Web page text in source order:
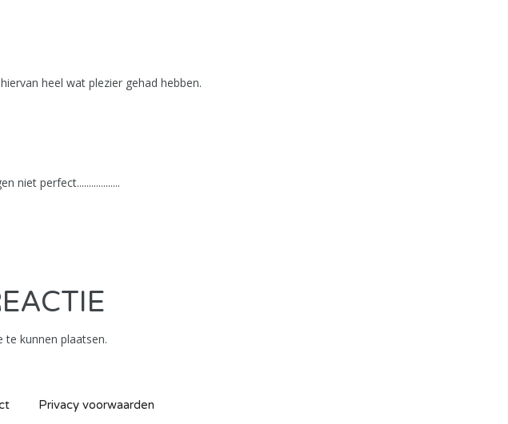
heel wat plezier gehad hebben.
niet perfect..................
te kunnen plaatsen.
Privacy voorwaarden